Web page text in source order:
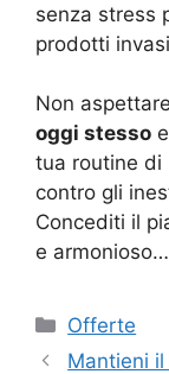
senza stress
prodotti
Non
oggi stesso
tua routine di
contro gli
Concediti il
e
Categorie
Offerte
Mantieni